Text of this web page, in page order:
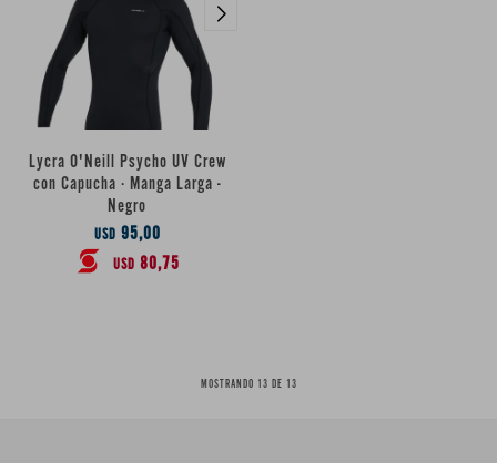
Lycra O'Neill Psycho UV Crew
con Capucha · Manga Larga -
Negro
USD 95,00
USD 80,75
MOSTRANDO 13 DE 13